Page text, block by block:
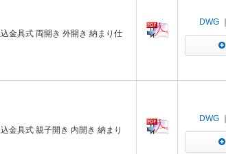
金具式 両開き 外開き 納まり仕
DWG
金具式 親子開き 内開き 納まり
DWG